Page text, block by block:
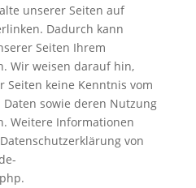
unserer Seiten auf
Dadurch kann
Seiten Ihrem
Wir weisen darauf hin,
Seiten keine Kenntnis vom
sowie deren Nutzung
Weitere Informationen
von